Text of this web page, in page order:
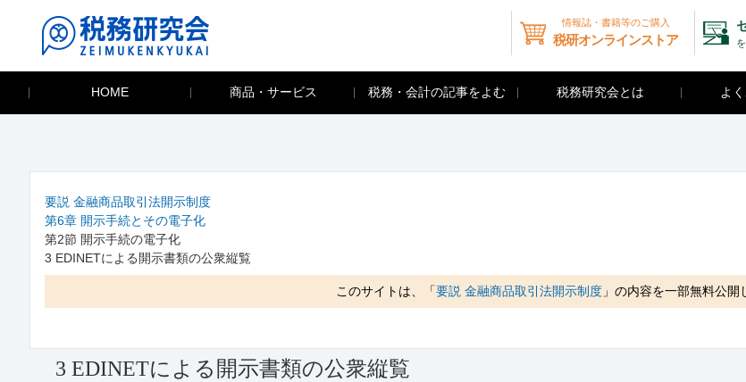
情報誌・書籍等のご購入
税研オンラインストア
HOME 商品・サービス 税務・会計の記事をよむ 税務研究会とは よ
要説 金融商品取引法開示制度
第6章 開示手続とその電子化
第2節 開示手続の電子化
3 EDINETによる開示書類の公衆縦覧
このサイトは、「要説 金融商品取引法開示制度 」の内容を一部無料公開
3 EDINETによる開示書類の公衆縦覧